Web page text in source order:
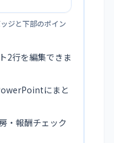
ジと下部のポイン
2行を編集できま
にまと
・報酬チェック